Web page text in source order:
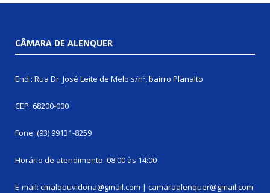
CÂMARA DE ALENQUER
End.: Rua Dr. José Leite de Melo s/nº, bairro Planalto
CEP: 68200-000
Fone: (93) 99131-8259
Horário de atendimento: 08:00 às 14:00
E-mail: cmalqouvidoria@gmail.com | camaraalenquer@gmail.com